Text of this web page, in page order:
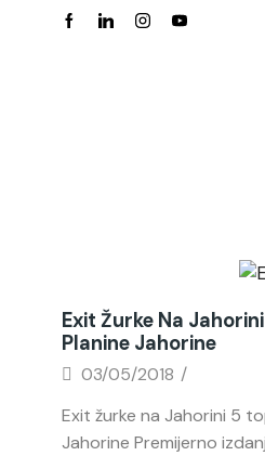
Novosti
Exit Žurke Na
Planine Jahorine
03/05/2018 /
Exit žurke na Jahorini 5
Jahorine Premijerno